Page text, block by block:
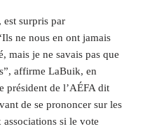
surpris par
ne nous en ont jamais
mais je ne savais pas que
affirme LaBuik, en
président de l’AÉFA dit
de se prononcer sur les
si le vote